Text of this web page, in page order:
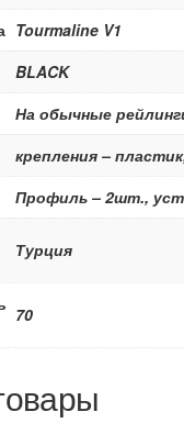
Tourmaline V1
BLACK
На обычные
крепления –
Профиль – 2шт.,
Турция
70